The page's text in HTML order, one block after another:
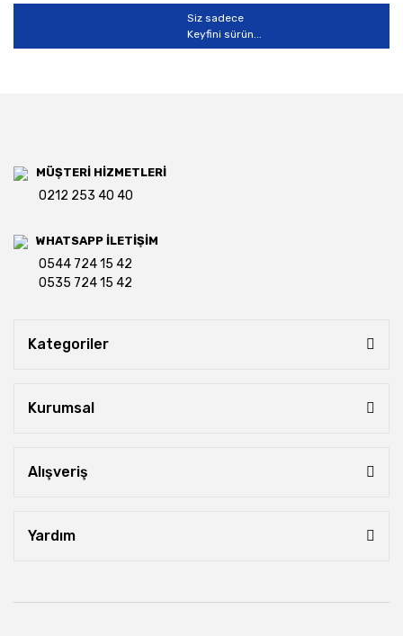
Siz sadece
Keyfini sürün...
MÜŞTERİ HİZMETLERİ
0212 253 40 40
WHATSAPP İLETİŞİM
0544 724 15 42
0535 724 15 42
Kategoriler
Kurumsal
Alışveriş
Yardım